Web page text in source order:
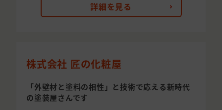
詳細を見る
株式会社 匠の化粧屋
「外壁材と塗料の相性」と技術で応える新時代
の塗装屋さんです